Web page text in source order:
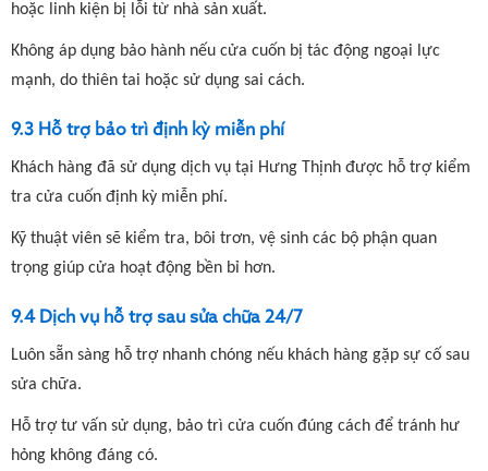
hoặc linh kiện bị lỗi từ nhà sản xuất.
Không áp dụng bảo hành nếu cửa cuốn bị tác động ngoại lực
mạnh, do thiên tai hoặc sử dụng sai cách.
9.3 Hỗ trợ bảo trì định kỳ miễn phí
Khách hàng đã sử dụng dịch vụ tại Hưng Thịnh được hỗ trợ kiểm
tra cửa cuốn định kỳ miễn phí.
Kỹ thuật viên sẽ kiểm tra, bôi trơn, vệ sinh các bộ phận quan
trọng giúp cửa hoạt động bền bỉ hơn.
9.4 Dịch vụ hỗ trợ sau sửa chữa 24/7
Luôn sẵn sàng hỗ trợ nhanh chóng nếu khách hàng gặp sự cố sau
sửa chữa.
Hỗ trợ tư vấn sử dụng, bảo trì cửa cuốn đúng cách để tránh hư
hỏng không đáng có.